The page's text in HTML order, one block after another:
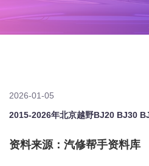
2026-01-05
资料来源：汽修帮手资料库